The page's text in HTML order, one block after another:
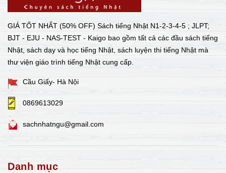
GIÁ TỐT NHẤT (50% OFF) Sách tiếng Nhật N1-2-3-4-5 ; JLPT;
BJT - EJU - NAS-TEST - Kaigo bao gồm tất cả các đầu sách tiếng
Nhật, sách dạy và học tiếng Nhật, sách luyện thi tiếng Nhật mà
thư viện giáo trình tiếng Nhật cung cấp.
Cầu Giấy- Hà Nội
0869613029
sachnhatngu@gmail.com
Danh mục